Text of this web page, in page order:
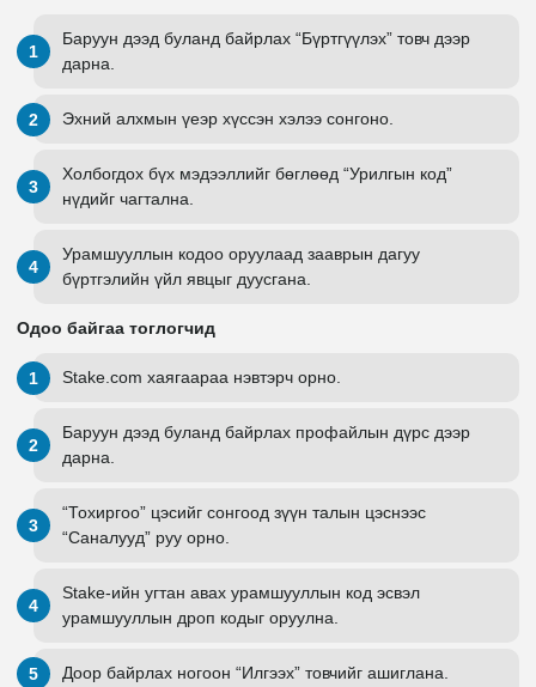
Баруун дээд буланд байрлах “Бүртгүүлэх” товч дээр
дарна.
Эхний алхмын үеэр хүссэн хэлээ сонгоно.
Холбогдох бүх мэдээллийг бөглөөд “Урилгын код”
нүдийг чагтална.
Урамшууллын кодоо оруулаад зааврын дагуу
бүртгэлийн үйл явцыг дуусгана.
Одоо байгаа тоглогчид
Stake.com хаягаараа нэвтэрч орно.
Баруун дээд буланд байрлах профайлын дүрс дээр
дарна.
“Тохиргоо” цэсийг сонгоод зүүн талын цэснээс
“Саналууд” руу орно.
Stake-ийн угтан авах урамшууллын код эсвэл
урамшууллын дроп кодыг оруулна.
Доор байрлах ногоон “Илгээх” товчийг ашиглана.